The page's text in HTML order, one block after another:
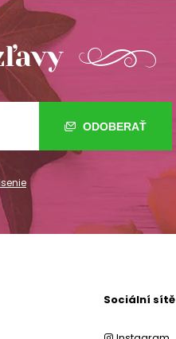
ODOBERAŤ
Sociální sítě